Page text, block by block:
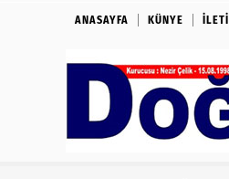
ANASAYFA KÜNYE